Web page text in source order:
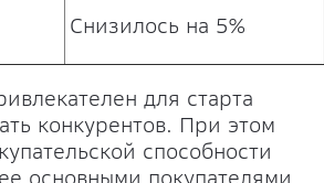
Снизилось на 5%
для старта
конкурентов. При этом
способности
основными покупателями